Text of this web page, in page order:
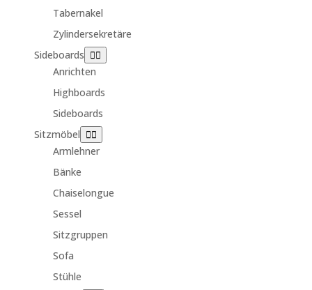
Tabernakel
Zylindersekretäre
Sideboards
Anrichten
Highboards
Sideboards
Sitzmöbel
Armlehner
Bänke
Chaiselongue
Sessel
Sitzgruppen
Sofa
Stühle